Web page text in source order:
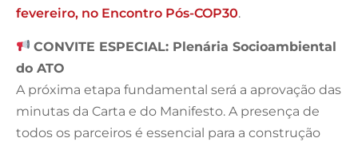
fevereiro, no Encontro Pós-COP30.
CONVITE ESPECIAL: Plenária Socioambiental
do ATO
A próxima etapa fundamental será a aprovação das
minutas da Carta e do Manifesto. A presença de
todos os parceiros é essencial para a construção